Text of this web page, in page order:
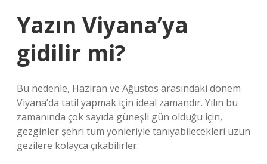
Yazın Viyana’ya
gidilir mi?
Bu nedenle, Haziran ve Ağustos arasındaki dönem
Viyana’da tatil yapmak için ideal zamandır. Yılın bu
zamanında çok sayıda güneşli gün olduğu için,
gezginler şehri tüm yönleriyle tanıyabilecekleri uzun
gezilere kolayca çıkabilirler.